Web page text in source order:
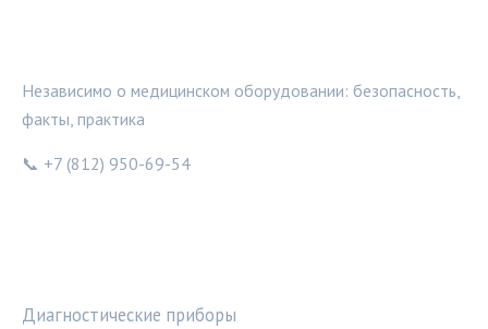
Независимо о медицинском оборудовании: безопасность,
факты, практика
📞 +7 (812) 950-69-54
Диагностические приборы